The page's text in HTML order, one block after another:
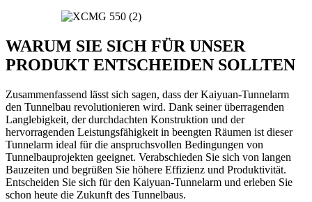
WARUM SIE SICH FÜR UNSER
PRODUKT ENTSCHEIDEN SOLLTEN
Zusammenfassend lässt sich sagen, dass der Kaiyuan-Tunnelarm
den Tunnelbau revolutionieren wird. Dank seiner überragenden
Langlebigkeit, der durchdachten Konstruktion und der
hervorragenden Leistungsfähigkeit in beengten Räumen ist dieser
Tunnelarm ideal für die anspruchsvollen Bedingungen von
Tunnelbauprojekten geeignet. Verabschieden Sie sich von langen
Bauzeiten und begrüßen Sie höhere Effizienz und Produktivität.
Entscheiden Sie sich für den Kaiyuan-Tunnelarm und erleben Sie
schon heute die Zukunft des Tunnelbaus.